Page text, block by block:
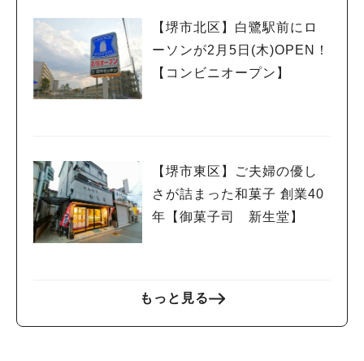
【堺市北区】白鷺駅前にロ
ーソンが2月5日(木)OPEN！
【コンビニオープン】
【堺市東区】ご夫婦の優し
さが詰まった和菓子 創業40
年【御菓子司 新生堂】
もっと見る